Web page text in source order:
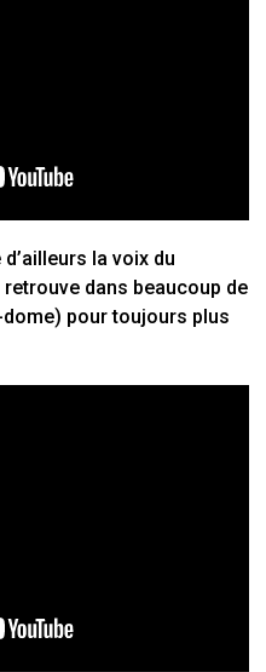
la voix du
retrouve dans beaucoup de
pour toujours plus